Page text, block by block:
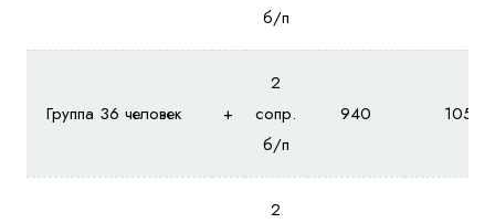
б/п
Группа 36 человек +
2
сопр.
б/п
940 1050
2